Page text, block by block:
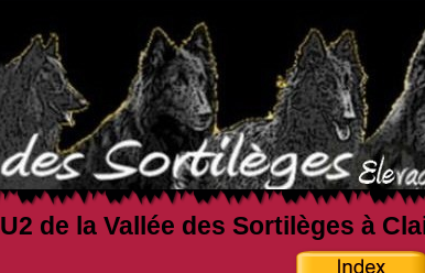
U2 de la Vallée des Sortilèges à